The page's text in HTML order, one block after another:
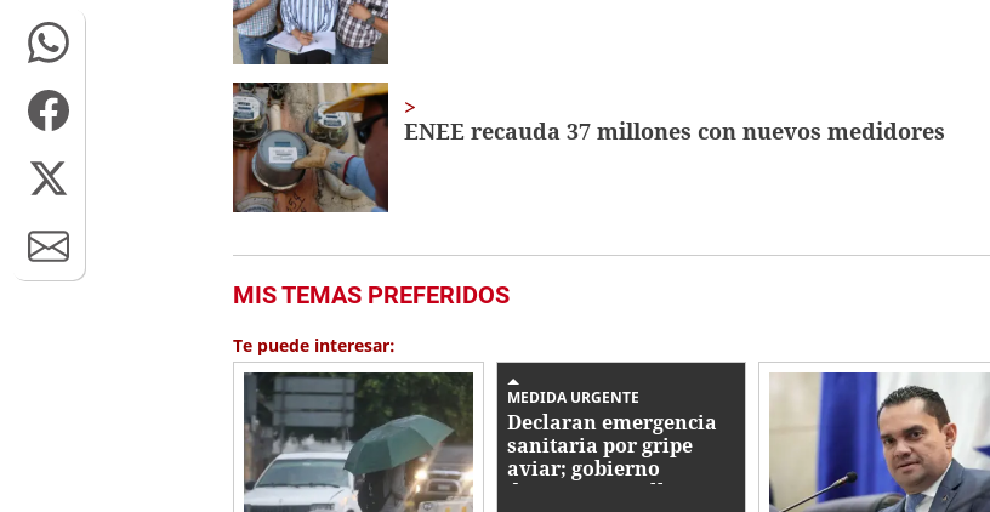
ENEE recauda 37 millones con nuevos medidores
MIS TEMAS PREFERIDOS
Te puede interesar:
MEDIDA URGENTE
Declaran emergencia
sanitaria por gripe
aviar; gobierno
destina L20 millones